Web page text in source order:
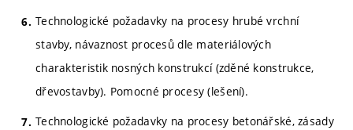
Technologické požadavky na procesy hrubé vrchní
stavby, návaznost procesů dle materiálových
charakteristik nosných konstrukcí (zděné konstrukce,
dřevostavby). Pomocné procesy (lešení).
Technologické požadavky na procesy betonářské, zásady